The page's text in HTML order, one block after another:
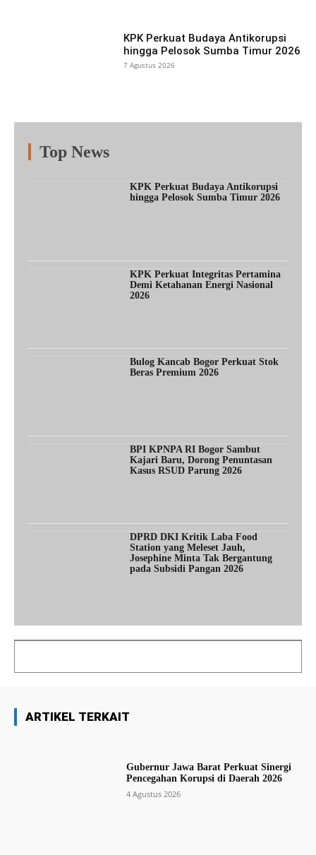
KPK Perkuat Budaya Antikorupsi
hingga Pelosok Sumba Timur 2026
7 Agustus 2026
Top News
KPK Perkuat Budaya Antikorupsi
hingga Pelosok Sumba Timur 2026
KPK Perkuat Integritas Pertamina
Demi Ketahanan Energi Nasional
2026
Bulog Kancab Bogor Perkuat Stok
Beras Premium 2026
BPI KPNPA RI Bogor Sambut
Kajari Baru, Dorong Penuntasan
Kasus RSUD Parung 2026
DPRD DKI Kritik Laba Food
Station yang Meleset Jauh,
Josephine Minta Tak Bergantung
pada Subsidi Pangan 2026
ARTIKEL TERKAIT
Gubernur Jawa Barat Perkuat Sinergi
Pencegahan Korupsi di Daerah 2026
4 Agustus 2026